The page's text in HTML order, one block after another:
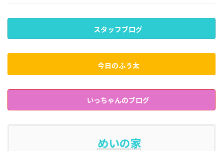
スタッフブログ
今日のふう太
いっちゃんのブログ
めいの家